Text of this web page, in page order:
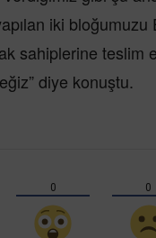
iki
sahiplerine teslim
diye konuştu.
0 0